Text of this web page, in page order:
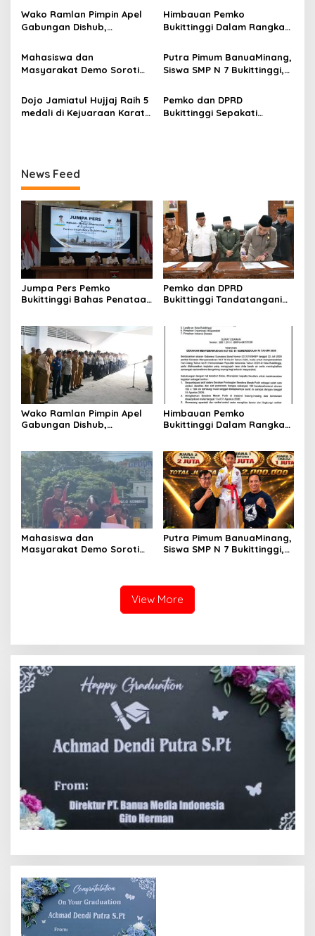
p
o
s
Kampus UFDK
Perubahan KUA-PPAS APBD
2026
Wako Ramlan Pimpin Apel
Gabungan Dishub,
Persiapan Angkutan Gratis
Pelajar
Himbauan Pemko
Bukittinggi Dalam Rangka
Tahun ke-81 Kemerdekaan
Republik Indonesia
Mahasiswa dan
Masyarakat Demo Soroti
PP, GMNI Bukittinggi
Kecewa Wali Kota dan
DPRD Tak Hadir Temui
Putra Pimum BanuaMinang,
Siswa SMP N 7 Bukittinggi,
Festival Komite Pemula
Berat 40 Kg dalam
Kejuaraan Karate Jam
Dojo Jamiatul Hujjaj Raih 5
medali di Kejuaraan Karate
Pemko dan DPRD
Bukittinggi Sepakati
News Feed
Jumpa Pers Pemko
Bukittinggi Bahas Penataan
Pemko dan DPRD
Bukittinggi Tandatangani
2026
Wako Ramlan Pimpin Apel
Gabungan Dishub,
Pelajar
Himbauan Pemko
Bukittinggi Dalam Rangka
Republik Indonesia
Mahasiswa dan
Masyarakat Demo Soroti
Putra Pimum BanuaMinang,
Siswa SMP N 7 Bukittinggi,
Kejuaraan Karate Jam
Gadang Inkanas Bukittinggi
View More